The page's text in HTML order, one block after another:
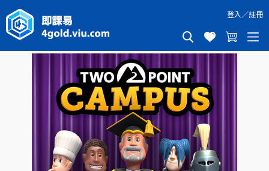
登入／註冊
TWO POINT CAMPUS